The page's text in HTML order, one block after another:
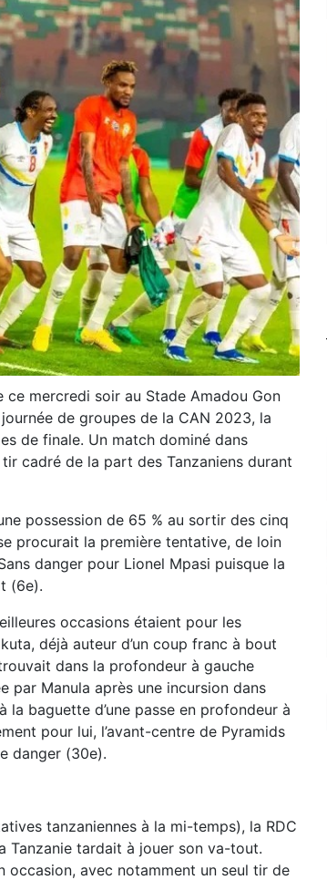
mercredi soir au Stade Amadou Gon
de groupes de la CAN 2023, la
de finale. Un match dominé dans
cadré de la part des Tanzaniens durant
possession de 65 % au sortir des cinq
procurait la première tentative, de loin
danger pour Lionel Mpasi puisque la
(6e).
occasions étaient pour les
déjà auteur d’un coup franc à bout
dans la profondeur à gauche
par Manula après une incursion dans
la baguette d’une passe en profondeur à
pour lui, l’avant-centre de Pyramids
danger (30e).
tanzaniennes à la mi-temps), la RDC
Tanzanie tardait à jouer son va-tout.
occasion, avec notamment un seul tir de